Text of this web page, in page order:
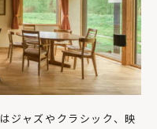
ジャズやクラシック、映